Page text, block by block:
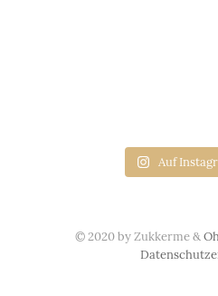
Auf
© 2020 by Zukkerme &